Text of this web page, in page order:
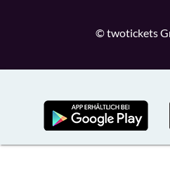
© twotickets